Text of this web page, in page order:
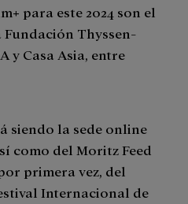
para este 2024 son el
Fundación Thyssen-
y Casa Asia, entre
siendo la sede online
como del Moritz Feed
primera vez, del
Internacional de